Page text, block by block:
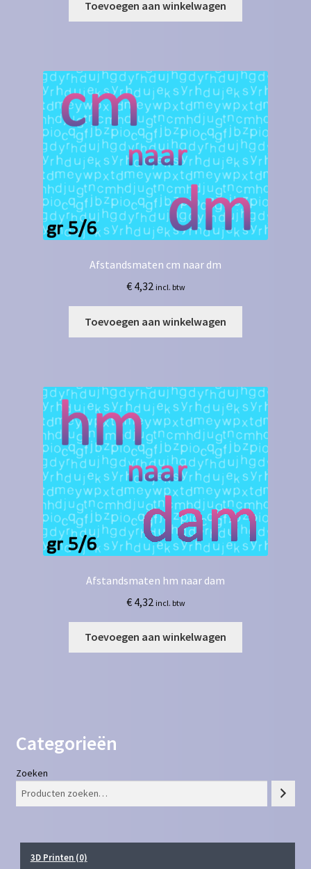
Toevoegen aan winkelwagen
Afstandsmaten cm naar dm
€4,32 incl. btw
Toevoegen aan winkelwagen
Afstandsmaten hm naar dam
€4,32 incl. btw
Toevoegen aan winkelwagen
Categorieën
Zoeken
3D Printen (0)